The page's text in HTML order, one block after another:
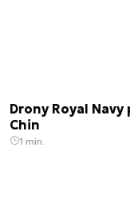
Drony Royal
Chin
1 min.